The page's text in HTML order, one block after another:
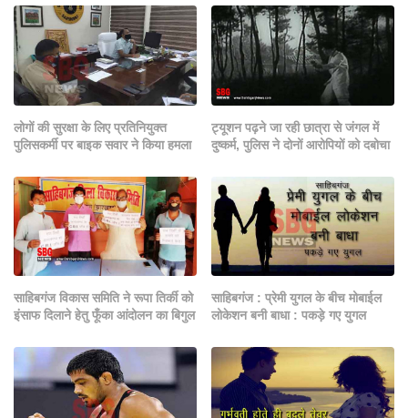
लोगों की सुरक्षा के लिए प्रतिनियुक्त
पुलिसकर्मी पर बाइक सवार ने किया हमला
ट्यूशन पढ़ने जा रही छात्रा से जंगल में
दुष्कर्म, पुलिस ने दोनों आरोपियों को दबोचा
साहिबगंज विकास समिति ने रूपा तिर्की को
इंसाफ दिलाने हेतु फूँका आंदोलन का बिगुल
साहिबगंज : प्रेमी युगल के बीच मोबाईल
लोकेशन बनी बाधा : पकड़े गए युगल